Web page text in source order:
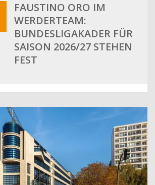
FAUSTINO ORO IM
WERDERTEAM:
BUNDESLIGAKADER FÜR
SAISON 2026/27 STEHEN
FEST